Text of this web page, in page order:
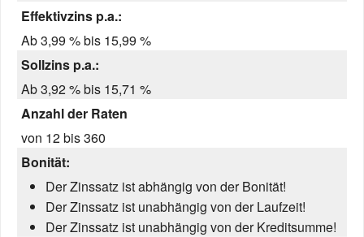
Effektivzins p.a.:
Ab 3,99 % bis 15,99 %
Sollzins p.a.:
Ab 3,92 % bis 15,71 %
Anzahl der Raten
von 12 bis 360
Bonität:
Der Zinssatz ist abhängig von der Bonität!
Der Zinssatz ist unabhängig von der Laufzeit!
Der Zinssatz ist unabhängig von der Kreditsumme!